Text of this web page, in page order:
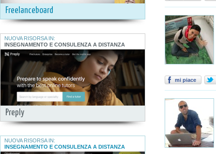
Freelanceboard
Preply
NUOVA RISORSA IN:
INSEGNAMENTO E CONSULENZA A DISTANZA
NUOVA RISORSA IN:
INSEGNAMENTO E CONSULENZA A DISTANZA
mi piace